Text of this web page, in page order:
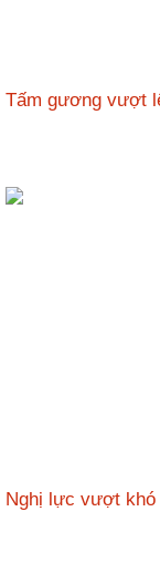
Tấm gương vượt
Nghị lực vượt